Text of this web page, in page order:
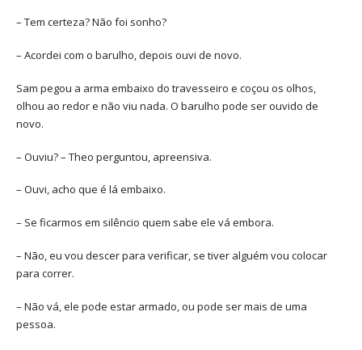
– Tem certeza? Não foi sonho?
– Acordei com o barulho, depois ouvi de novo.
Sam pegou a arma embaixo do travesseiro e coçou os olhos,
olhou ao redor e não viu nada. O barulho pode ser ouvido de
novo.
– Ouviu? – Theo perguntou, apreensiva.
– Ouvi, acho que é lá embaixo.
– Se ficarmos em silêncio quem sabe ele vá embora.
– Não, eu vou descer para verificar, se tiver alguém vou colocar
para correr.
– Não vá, ele pode estar armado, ou pode ser mais de uma
pessoa.